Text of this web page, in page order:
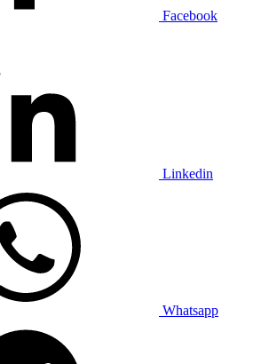
Facebook
Linkedin
Whatsapp